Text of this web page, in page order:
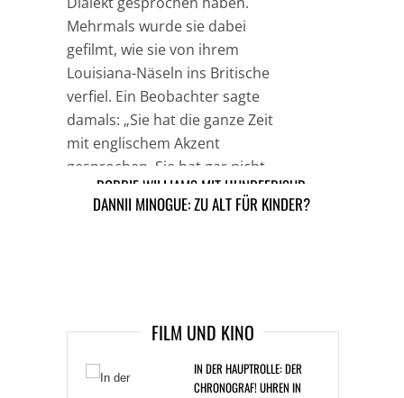
Mehrmals wurde sie dabei
gefilmt, wie sie von ihrem
Louisiana-Näseln ins Britische
verfiel. Ein Beobachter sagte
damals: „Sie hat die ganze Zeit
mit englischem Akzent
gesprochen. Sie hat gar nicht
mehr aufgehört.“
ROBBIE WILLIAMS MIT HUNDEFRISUR
DANNII MINOGUE: ZU ALT FÜR KINDER?
FILM UND KINO
IN DER HAUPTROLLE: DER
CHRONOGRAF! UHREN IN
DER FILMGESCHICHTE